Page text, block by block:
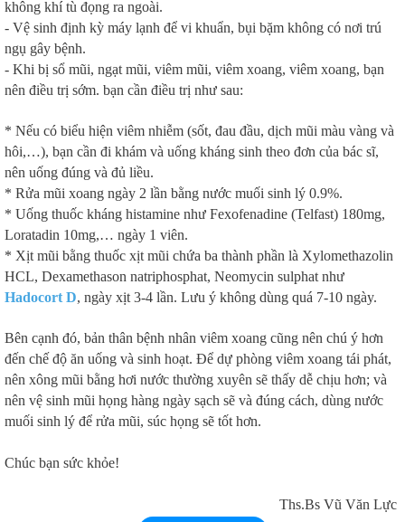
không khí tù đọng ra ngoài.
- Vệ sinh định kỳ máy lạnh để vi khuẩn, bụi bặm không có nơi trú
ngụ gây bệnh.
- Khi bị sổ mũi, ngạt mũi, viêm mũi, viêm xoang, viêm xoang, bạn
nên điều trị sớm. bạn cần điều trị như sau:
* Nếu có biểu hiện viêm nhiễm (sốt, đau đầu, dịch mũi màu vàng và
hôi,…), bạn cần đi khám và uống kháng sinh theo đơn của bác sĩ,
nên uống đúng và đủ liều.
* Rửa mũi xoang ngày 2 lần bằng nước muối sinh lý 0.9%.
* Uống thuốc kháng histamine như Fexofenadine (Telfast) 180mg,
Loratadin 10mg,… ngày 1 viên.
* Xịt mũi bằng thuốc xịt mũi chứa ba thành phần là Xylomethazolin
HCL, Dexamethason natriphosphat, Neomycin sulphat như
Hadocort D, ngày xịt 3-4 lần. Lưu ý không dùng quá 7-10 ngày.
Bên cạnh đó, bản thân bệnh nhân viêm xoang cũng nên chú ý hơn
đến chế độ ăn uống và sinh hoạt. Để dự phòng viêm xoang tái phát,
nên xông mũi bằng hơi nước thường xuyên sẽ thấy dễ chịu hơn; và
nên vệ sinh mũi họng hàng ngày sạch sẽ và đúng cách, dùng nước
muối sinh lý để rửa mũi, súc họng sẽ tốt hơn.
Chúc bạn sức khỏe!
Ths.Bs Vũ Văn Lực